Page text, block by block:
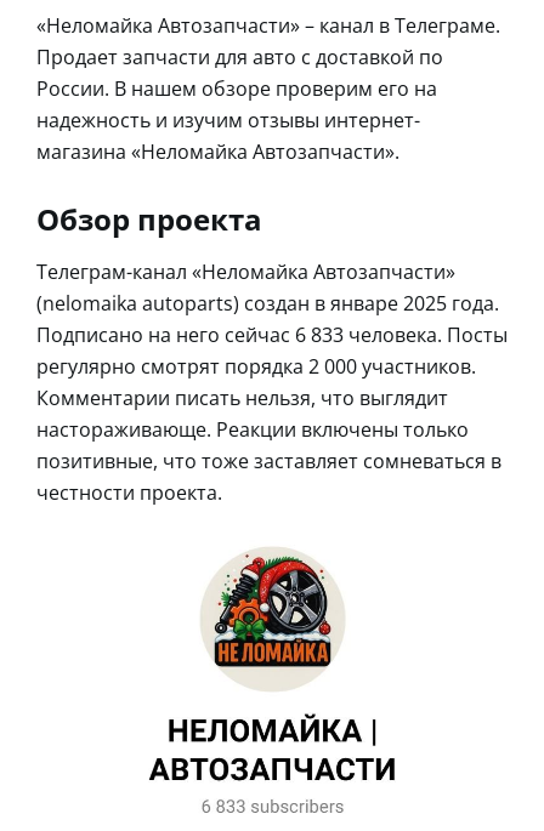
«Неломайка Автозапчасти» – канал в Телеграме.
Продает запчасти для авто с доставкой по
России. В нашем обзоре проверим его на
надежность и изучим отзывы интернет-
магазина «Неломайка Автозапчасти».
Обзор проекта
Телеграм-канал «Неломайка Автозапчасти»
(nelomaika autoparts) создан в январе 2025 года.
Подписано на него сейчас 6 833 человека. Посты
регулярно смотрят порядка 2 000 участников.
Комментарии писать нельзя, что выглядит
настораживающе. Реакции включены только
позитивные, что тоже заставляет сомневаться в
честности проекта.